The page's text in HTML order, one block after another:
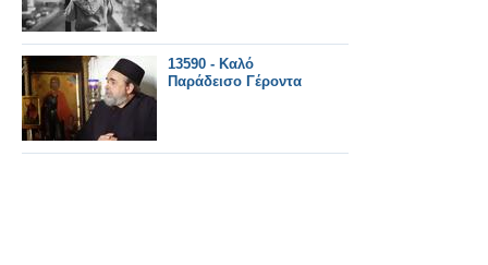
13590 - Καλό
Παράδεισο Γέροντα